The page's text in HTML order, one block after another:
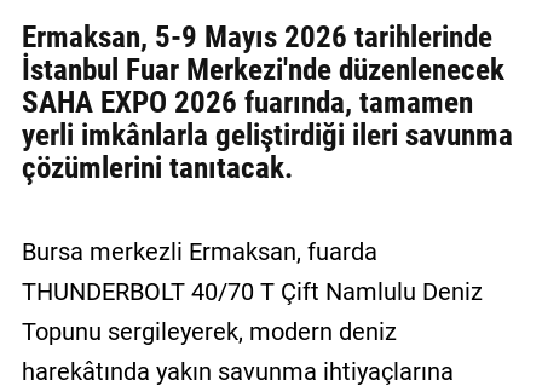
BİZE
ULAŞIN
Künye
İletişim
Politikası
Ermaksan, 5-9 Mayıs 2026 tarihlerinde
İstanbul Fuar Merkezi'nde düzenlenecek
SAHA EXPO 2026 fuarında, tamamen
yerli imkânlarla geliştirdiği ileri savunma
çözümlerini tanıtacak.
Bursa merkezli Ermaksan, fuarda
THUNDERBOLT 40/70 T Çift Namlulu Deniz
Topunu sergileyerek, modern deniz
harekâtında yakın savunma ihtiyaçlarına